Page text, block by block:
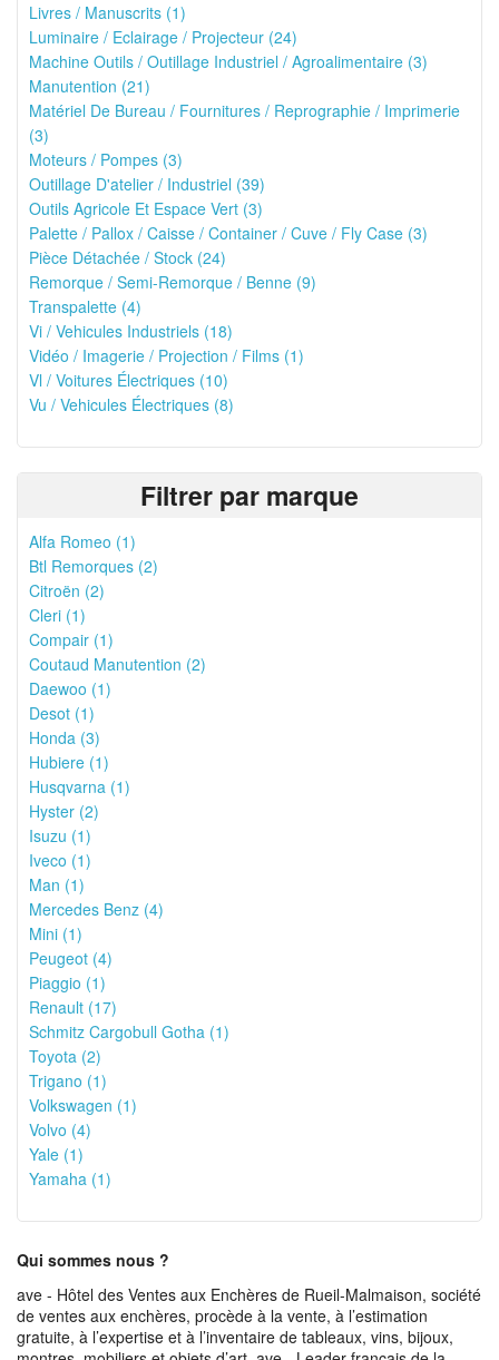
Livres / Manuscrits (1)
Luminaire / Eclairage / Projecteur (24)
Machine Outils / Outillage Industriel / Agroalimentaire (3)
Manutention (21)
Matériel De Bureau / Fournitures / Reprographie / Imprimerie
(3)
Moteurs / Pompes (3)
Outillage D'atelier / Industriel (39)
Outils Agricole Et Espace Vert (3)
Palette / Pallox / Caisse / Container / Cuve / Fly Case (3)
Pièce Détachée / Stock (24)
Remorque / Semi-Remorque / Benne (9)
Transpalette (4)
Vi / Vehicules Industriels (18)
Vidéo / Imagerie / Projection / Films (1)
Vl / Voitures Électriques (10)
Vu / Vehicules Électriques (8)
Filtrer par marque
Alfa Romeo (1)
Btl Remorques (2)
Citroën (2)
Cleri (1)
Compair (1)
Coutaud Manutention (2)
Daewoo (1)
Desot (1)
Honda (3)
Hubiere (1)
Husqvarna (1)
Hyster (2)
Isuzu (1)
Iveco (1)
Man (1)
Mercedes Benz (4)
Mini (1)
Peugeot (4)
Piaggio (1)
Renault (17)
Schmitz Cargobull Gotha (1)
Toyota (2)
Trigano (1)
Volkswagen (1)
Volvo (4)
Yale (1)
Yamaha (1)
Qui sommes nous ?
ave - Hôtel des Ventes aux Enchères de Rueil-Malmaison, société
de ventes aux enchères, procède à la vente, à l’estimation
gratuite, à l’expertise et à l’inventaire de tableaux, vins, bijoux,